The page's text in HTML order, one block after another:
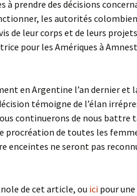
à prendre des décisions
les autorités
de leur corps et de leurs projets
pour les Amériques à
en Argentine l’an dernier et
témoigne de l’élan
continuerons de nous battre
procréation de toutes les
enceintes ne seront pas
de cet article, ou ici pour